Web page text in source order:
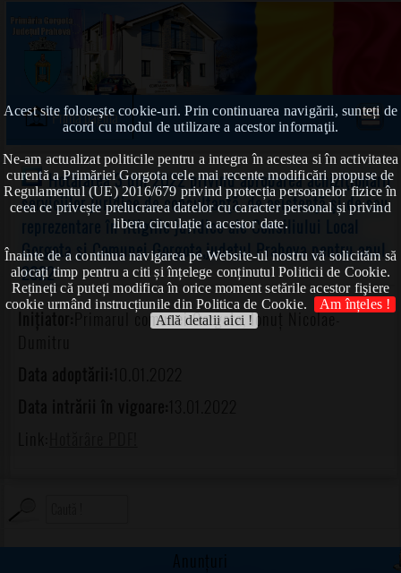
Acest site foloseşte cookie-uri. Prin continuarea navigării, sunteți de
acord cu modul de utilizare a acestor informaţii.
Ne-am actualizat politicile pentru a integra în acestea si în activitatea
curentă a Primăriei Gorgota cele mai recente modificări propuse de
Regulamentul (UE) 2016/679 privind protecția persoanelor fizice în
ceea ce privește prelucrarea datelor cu caracter personal și privind
libera circulație a acestor date.
Înainte de a continua navigarea pe Website-ul nostru vă solicităm să
alocați timp pentru a citi și înțelege conținutul Politicii de Cookie.
Rețineți că puteți modifica în orice moment setările acestor fişiere
cookie urmând instrucțiunile din Politica de Cookie.
Am înțeles !
Află detalii aici !
Prima pagină
Hotărârea 3 din 2022 privind aprobarea achiziţionării
serviciilor juridice de consultanţă, de asistenţă şi de sau
reprezentare în litigiile juridice ale Consiliului Local
Gorgota şi Comunei Gorgota,judeţul Prahova pentru anul
2022
Primarul comunei Gorgota, Ionuț Nicolae-
Anunțuri